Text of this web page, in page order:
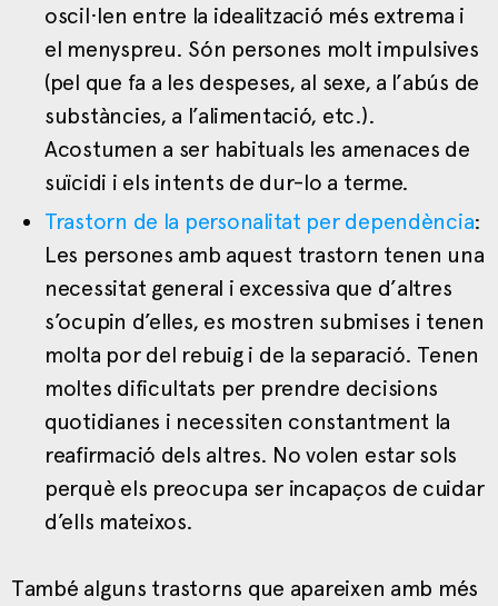
oscil·len entre la idealització més extrema i
el menyspreu. Són persones molt impulsives
(pel que fa a les despeses, al sexe, a l’abús de
substàncies, a l’alimentació, etc.).
Acostumen a ser habituals les amenaces de
suïcidi i els intents de dur-lo a terme.
Trastorn de la personalitat per dependència:
Les persones amb aquest trastorn tenen una
necessitat general i excessiva que d’altres
s’ocupin d’elles, es mostren submises i tenen
molta por del rebuig i de la separació. Tenen
moltes dificultats per prendre decisions
quotidianes i necessiten constantment la
reafirmació dels altres. No volen estar sols
perquè els preocupa ser incapaços de cuidar
d’ells mateixos.
També alguns trastorns que apareixen amb més